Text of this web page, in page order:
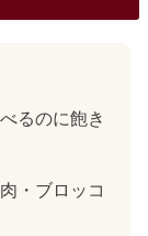
るのに飽き
・ブロッコ